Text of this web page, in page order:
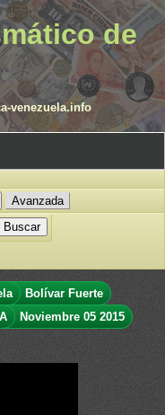
de
venezuela.info
Avanzada
Bolívar Fuerte
Noviembre 05 2015